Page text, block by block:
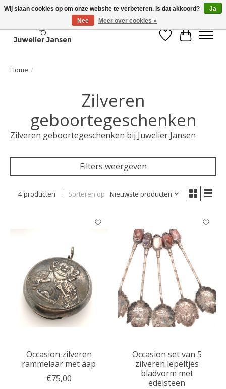
Verlanglijst
Home /
Zilveren
geboortegeschenken
Zilveren geboortegeschenken bij Juwelier Jansen
Filters weergeven
4 producten Sorteren op Nieuwste producten
Occasion zilveren
rammelaar met aap
€75,00
Occasion set van 5
zilveren lepeltjes
bladvorm met
edelsteen
Wij slaan cookies op om onze website te verbeteren. Is dat akkoord?
Ja
Nee
Meer over cookies »